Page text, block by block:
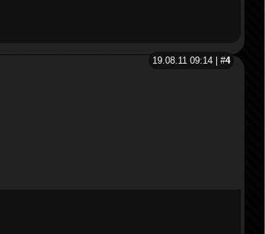
19.08.11 09:14 | #4